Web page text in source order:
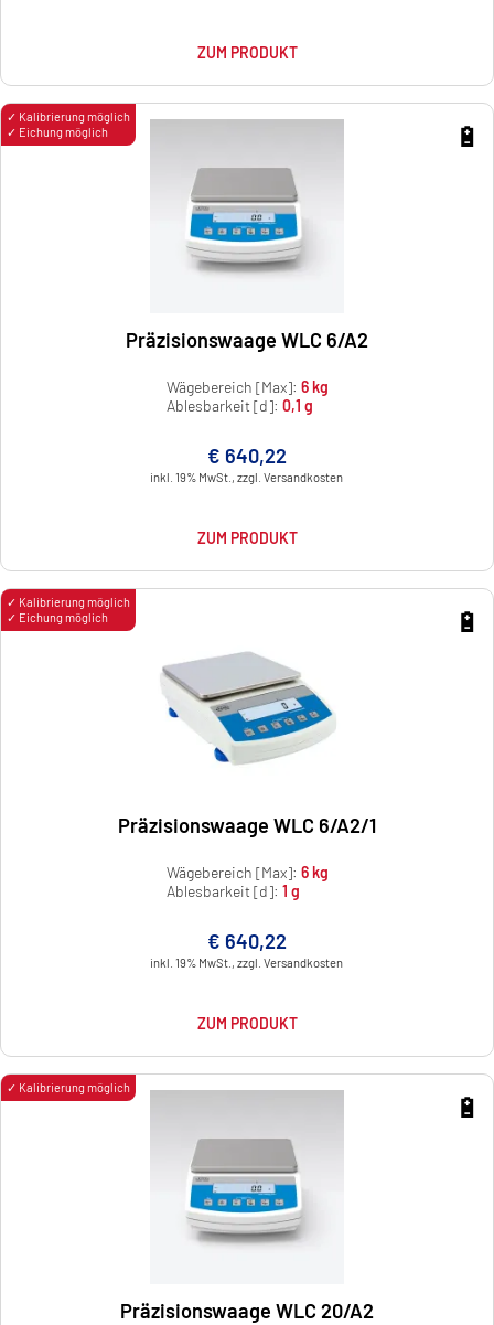
ZUM PRODUKT
✓ Kalibrierung möglich
✓ Eichung möglich
🔋
Präzisionswaage WLC 6/A2
Wägebereich [Max]: 6 kg
Ablesbarkeit [d]: 0,1 g
€ 640,22
inkl. 19% MwSt., zzgl. Versandkosten
ZUM PRODUKT
✓ Kalibrierung möglich
✓ Eichung möglich
🔋
Präzisionswaage WLC 6/A2/1
Wägebereich [Max]: 6 kg
Ablesbarkeit [d]: 1 g
€ 640,22
inkl. 19% MwSt., zzgl. Versandkosten
ZUM PRODUKT
✓ Kalibrierung möglich
🔋
Präzisionswaage WLC 20/A2